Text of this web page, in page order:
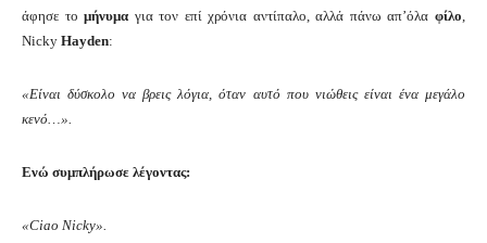
άφησε τομήνυμα για τον επί χρόνια αντίπαλο, αλλά πάνω απ’όλαφίλο
Nicky Hayden:
«Είναι δύσκολο να βρεις λόγια, όταν αυτό που νιώθεις είναι ένα μεγάλο
κενό…».
Ενώ συμπλήρωσε λέγοντας:
«Ciao Nicky».